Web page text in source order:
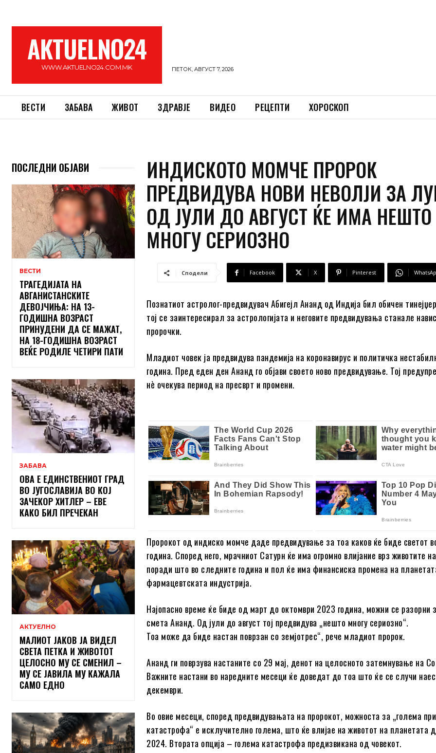
AKTUELNO24
WWW.AKTUELNO24.COM.MK ПЕТОК, АВГУСТ 7, 2026
ВЕСТИ ЗАБАВА ЖИВОТ ЗДРАВЈЕ ВИДЕО РЕЦЕПТИ ХОРОСКОП
ПОСЛЕДНИ ОБЈАВИ
ВЕСТИ
ТРАГЕДИЈАТА НА
АВГАНИСТАНСКИТЕ
ДЕВОЈЧИЊА: НА 13-
ГОДИШНА ВОЗРАСТ
ПРИНУДЕНИ ДА СЕ МАЖАТ,
НА 18-ГОДИШНА ВОЗРАСТ
ВЕЌЕ РОДИЛЕ ЧЕТИРИ ПАТИ
ЗАБАВА
ОВА Е ЕДИНСТВЕНИОТ ГРАД
ВО ЈУГОСЛАВИЈА ВО КОЈ
ЗАЧЕКОР ХИТЛЕР – ЕВЕ
КАКО БИЛ ПРЕЧЕКАН
АКТУЕЛНО
МАЛИОТ ЈАКОВ ЈА ВИДЕЛ
СВЕТА ПЕТКА И ЖИВОТОТ
ЦЕЛОСНО МУ СЕ СМЕНИЛ –
МУ СЕ ЈАВИЛА МУ КАЖАЛА
САМО ЕДНО
ИНДИСКОТО МОМЧЕ ПРОРОК
ПРЕДВИДУВА НОВИ НЕВОЛЈИ ЗА
ОД ЈУЛИ ДО АВГУСТ ЌЕ ИМА НЕШТО
МНОГУ СЕРИОЗНО
Сподели Facebook X Pinterest
Познатиот астролог-предвидувач Абигејл Ананд од Индија бил обичен
тој се заинтересирал за астрологијата и неговите предвидувања станале
пророчки.
Младиот човек ја предвидува пандемија на коронавирус и политичка
година. Пред еден ден Ананд го објави своето ново предвидување. Тој
нè очекува период на пресврт и промени.
Пророкот од индиско момче даде предвидување за тоа каков ќе биде светот
година. Според него, мрачниот Сатурн ќе има огромно влијание врз животите
поради што во следните година и пол ќе има финансиска промена на
фармацевтската индустрија.
Најопасно време ќе биде од март до октомври 2023 година, можни се разорни
смета Ананд. Од јули до август тој предвидува „нешто многу сериозно“.
Тоа може да биде настан поврзан со земјотрес“, рече младиот пророк.
Ананд ги поврзува настаните со 29 мај, денот на целосното затемнување на
Важните настани во наредните месеци ќе доведат до тоа што ќе се случи
декември.
Во овие месеци, според предвидувањата на пророкот, можноста за „голема
катастрофа“ е исклучително голема, што ќе влијае на животот на планетата
2024. Втората опција – голема катастрофа предизвикана од човекот.